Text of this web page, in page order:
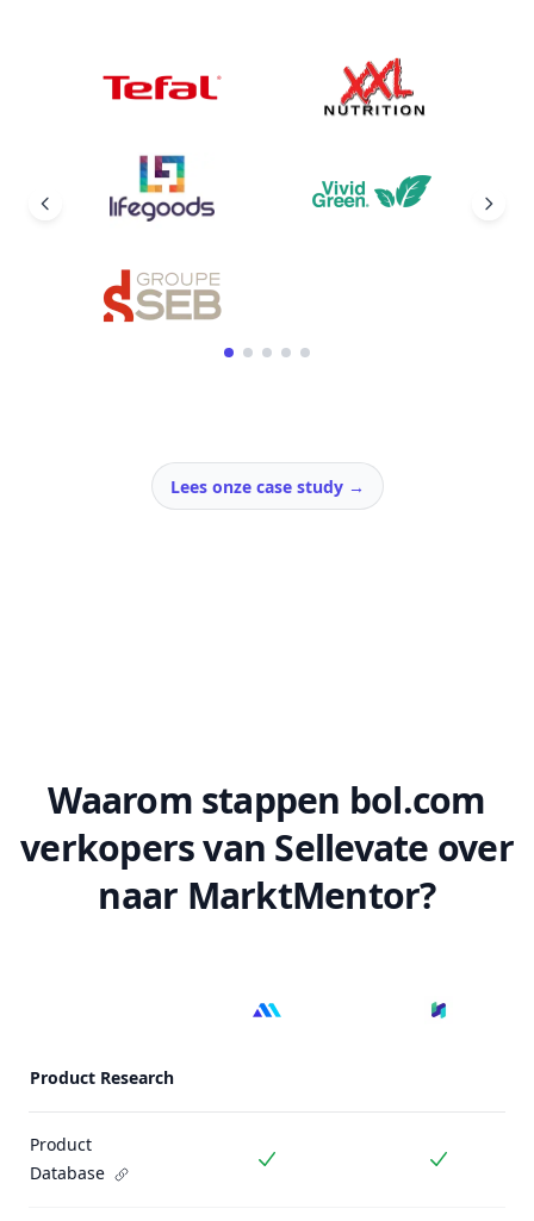
Lees onze case study →
Waarom stappen bol.com
verkopers van Sellevate over
naar MarktMentor?
Product Research
Product
Database
Inbegrepen